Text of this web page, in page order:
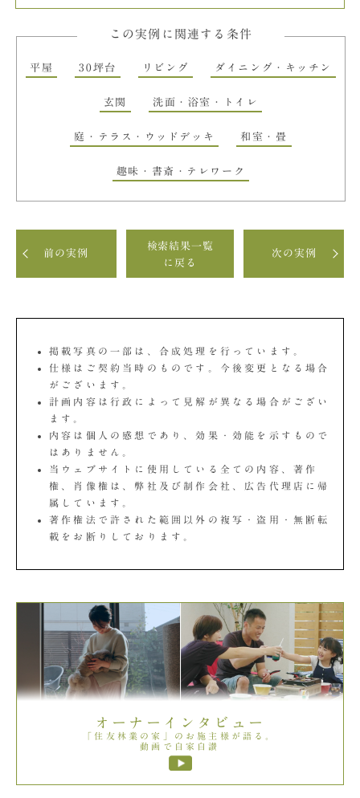
この実例に関連する条件
平屋 30坪台 リビング ダイニング・キッチン
玄関 洗面・浴室・トイレ
庭・テラス・ウッドデッキ 和室・畳
趣味・書斎・テレワーク
前の実例
検索結果一覧
に戻る
次の実例
掲載写真の一部は、合成処理を行っています。
仕様はご契約当時のものです。今後変更となる場合
がございます。
計画内容は行政によって見解が異なる場合がござい
ます。
内容は個人の感想であり、効果・効能を示すもので
はありません。
当ウェブサイトに使用している全ての内容、著作
権、肖像権は、弊社及び制作会社、広告代理店に帰
属しています。
著作権法で許された範囲以外の複写・盗用・無断転
載をお断りしております。
オーナーインタビュー
「住友林業の家」のお施主様が語る。
動画で自家自讃